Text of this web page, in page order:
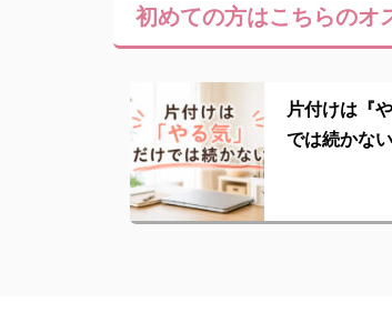
初めての方はこちらのオ
片付けは『
では続かない